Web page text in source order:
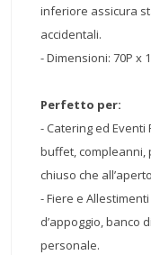
inferiore assicura
accidentali.
- Dimensioni: 70P x
Perfetto per:
- Catering ed
buffet, compleanni,
chiuso che
- Fiere e
d’appoggio, banco
personale.